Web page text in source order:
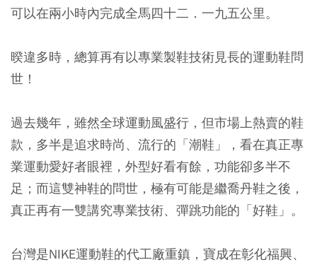
可以在兩小時內完成全馬四十二．一九五公里。
暌違多時，總算再有以專業製鞋技術見長的運動鞋問
世！
過去幾年，雖然全球運動風盛行，但市場上熱賣的鞋
款，多半是追求時尚、流行的「潮鞋」，看在真正專
業運動愛好者眼裡，外型好看有餘，功能卻多半不
足；而這雙神鞋的問世，極有可能是繼喬丹鞋之後，
真正再有一雙講究專業技術、彈跳功能的「好鞋」。
台灣是NIKE運動鞋的代工廠重鎮，寶成在彰化福興、